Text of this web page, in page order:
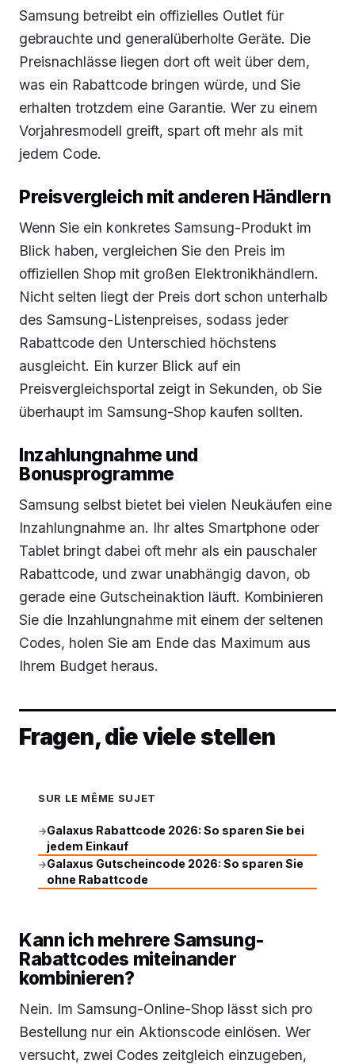
Samsung betreibt ein offizielles Outlet für
gebrauchte und generalüberholte Geräte. Die
Preisnachlässe liegen dort oft weit über dem,
was ein Rabattcode bringen würde, und Sie
erhalten trotzdem eine Garantie. Wer zu einem
Vorjahresmodell greift, spart oft mehr als mit
jedem Code.
Preisvergleich mit anderen Händlern
Wenn Sie ein konkretes Samsung-Produkt im
Blick haben, vergleichen Sie den Preis im
offiziellen Shop mit großen Elektronikhändlern.
Nicht selten liegt der Preis dort schon unterhalb
des Samsung-Listenpreises, sodass jeder
Rabattcode den Unterschied höchstens
ausgleicht. Ein kurzer Blick auf ein
Preisvergleichsportal zeigt in Sekunden, ob Sie
überhaupt im Samsung-Shop kaufen sollten.
Inzahlungnahme und
Bonusprogramme
Samsung selbst bietet bei vielen Neukäufen eine
Inzahlungnahme an. Ihr altes Smartphone oder
Tablet bringt dabei oft mehr als ein pauschaler
Rabattcode, und zwar unabhängig davon, ob
gerade eine Gutscheinaktion läuft. Kombinieren
Sie die Inzahlungnahme mit einem der seltenen
Codes, holen Sie am Ende das Maximum aus
Ihrem Budget heraus.
Fragen, die viele stellen
SUR LE MÊME SUJET
→Galaxus Rabattcode 2026: So sparen Sie bei
jedem Einkauf
→Galaxus Gutscheincode 2026: So sparen Sie
ohne Rabattcode
Kann ich mehrere Samsung-
Rabattcodes miteinander
kombinieren?
Nein. Im Samsung-Online-Shop lässt sich pro
Bestellung nur ein Aktionscode einlösen. Wer
versucht, zwei Codes zeitgleich einzugeben,